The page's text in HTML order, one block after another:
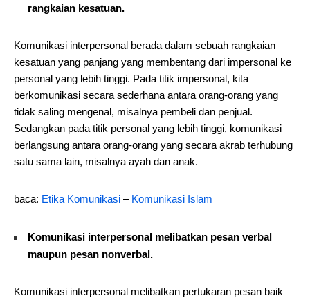
rangkaian kesatuan.
Komunikasi interpersonal berada dalam sebuah rangkaian
kesatuan yang panjang yang membentang dari impersonal ke
personal yang lebih tinggi. Pada titik impersonal, kita
berkomunikasi secara sederhana antara orang-orang yang
tidak saling mengenal, misalnya pembeli dan penjual.
Sedangkan pada titik personal yang lebih tinggi, komunikasi
berlangsung antara orang-orang yang secara akrab terhubung
satu sama lain, misalnya ayah dan anak.
baca: Etika Komunikasi – Komunikasi Islam
Komunikasi interpersonal melibatkan pesan verbal
maupun pesan nonverbal.
Komunikasi interpersonal melibatkan pertukaran pesan baik